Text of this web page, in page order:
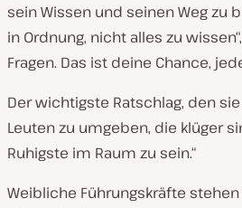
sein Wissen und seinen Weg zu
in Ordnung, nicht alles zu
Fragen. Das ist deine Chance,
Der wichtigste Ratschlag, den
Leuten zu umgeben, die klüger
Ruhigste im Raum zu sein.“
Weibliche Führungskräfte